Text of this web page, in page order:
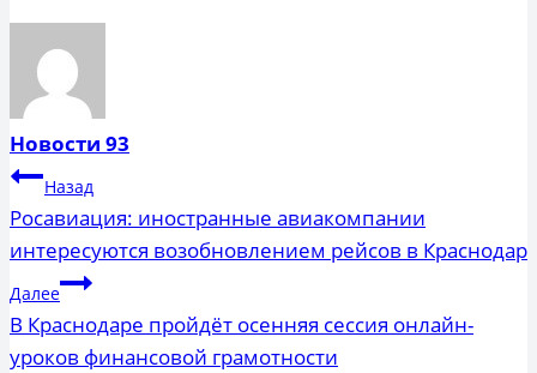
Новости 93
Навигация
по
записям
Назад
Росавиация: иностранные авиакомпании
интересуются возобновлением рейсов в Краснодар
Далее
В Краснодаре пройдёт осенняя сессия онлайн-
уроков финансовой грамотности